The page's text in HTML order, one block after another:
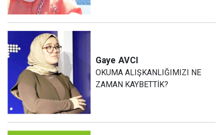
Gaye AVCI
OKUMA ALIŞKANLIĞIMIZI NE
ZAMAN KAYBETTİK?